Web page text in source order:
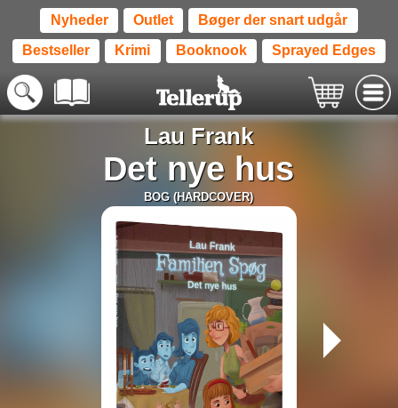
Nyheder Outlet Bøger der snart udgår
Bestseller Krimi Booknook Sprayed Edges
Lau Frank
Det nye hus
BOG (HARDCOVER)